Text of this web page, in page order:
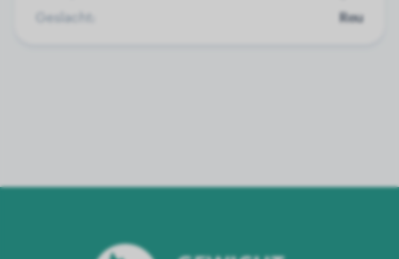
Geslacht:
Reu